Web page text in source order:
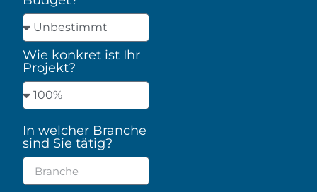
Wie konkret ist Ihr
Projekt?
In welcher Branche
sind Sie tätig?